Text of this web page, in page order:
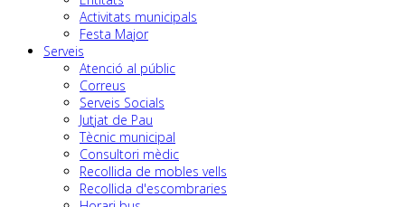
Activitats municipals
Festa Major
Serveis
Atenció al públic
Correus
Serveis Socials
Jutjat de Pau
Tècnic municipal
Consultori mèdic
Recollida de mobles vells
Recollida d'escombraries